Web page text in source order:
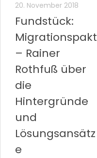
20. November 2018
Fundstück:
Migrationspakt
– Rainer
Rothfuß über
die
Hintergründe
und
Lösungsansätz
e